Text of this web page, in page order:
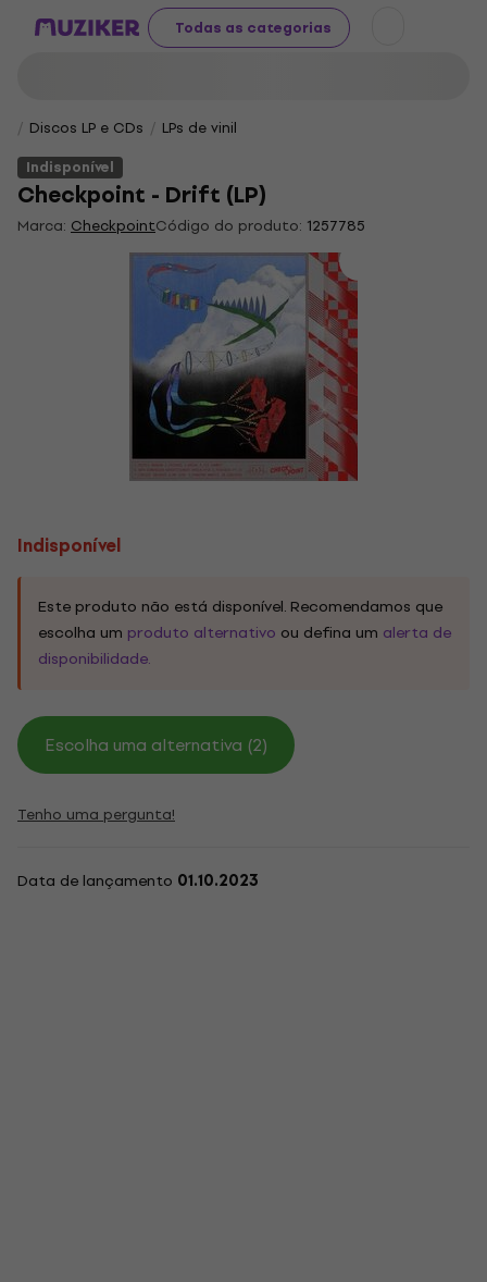
Todas as categorias
Discos LP e CDs
LPs de vinil
Indisponível
Checkpoint - Drift (LP)
Marca: CheckpointCódigo do produto: 1257785
Indisponível
Este produto não está disponível. Recomendamos que
escolha um produto alternativo ou defina um alerta de
disponibilidade.
Escolha uma alternativa (2)
Tenho uma pergunta!
Data de lançamento 01.10.2023